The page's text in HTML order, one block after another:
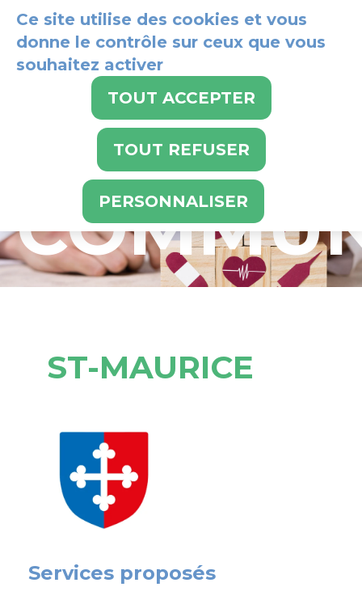
PAR
ST-MAURICE
Services proposés
Panneau de gestion des cookies
Ce site utilise des cookies et vous
donne le contrôle sur ceux que vous
souhaitez activer
TOUT ACCEPTER
TOUT REFUSER
PERSONNALISER